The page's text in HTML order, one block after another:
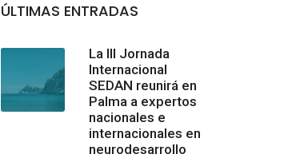
ÚLTIMAS ENTRADAS
La III Jornada
Internacional
SEDAN reunirá en
Palma a expertos
nacionales e
internacionales en
neurodesarrollo